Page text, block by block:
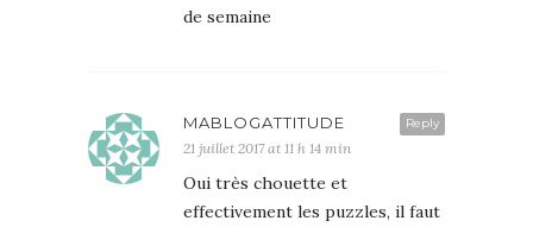
de semaine
Reply
MABLOGATTITUDE
21 juillet 2017 at 11 h 14 min
Oui très chouette et
effectivement les puzzles, il faut